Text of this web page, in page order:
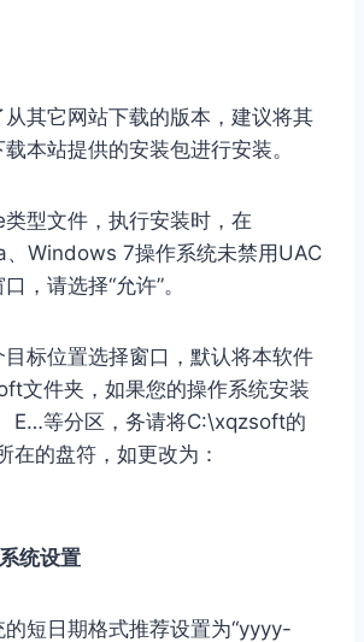
其它网站下载的版本，建议将其
本站提供的安装包进行安装。
型文件，执行安装时，在
Windows 7操作系统未禁用UAC
，请选择“允许”。
标位置选择窗口，默认将本软件
文件夹，如果您的操作系统安装
E…等分区，务请将C:\xqzsoft的
在的盘符，如更改为：
统设置
短日期格式推荐设置为“yyyy-